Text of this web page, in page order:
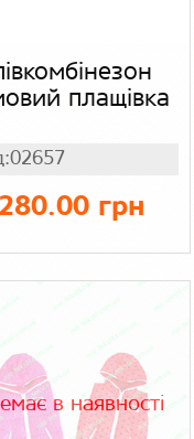
плащівка
280.00 грн
в наявності